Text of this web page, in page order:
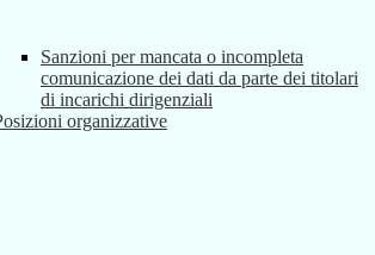
Sanzioni per mancata o incompleta
comunicazione dei dati da parte dei titolari
di incarichi dirigenziali
organizzative